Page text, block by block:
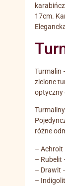
17cm.
Turmalin
zielone
optyczny
różne
– Achroit
– Rubelit
– Drawit
–